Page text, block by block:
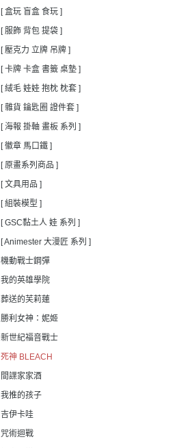
[ 盒玩 盲盒 食玩 ]
[ 服飾 背包 提袋 ]
[ 壓克力 立牌 吊牌 ]
[ 卡牌 卡盒 書籤 桌墊 ]
[ 絨毛 娃娃 抱枕 枕套 ]
[ 雜貨 鑰匙圈 證件套 ]
[ 海報 掛軸 畫板 系列 ]
[ 徽章 馬口鐵 ]
[ 原畫系列商品 ]
[ 文具用品 ]
[ 組裝模型 ]
[ GSC黏土人 娃 系列 ]
[ Animester 大漫匠 系列 ]
機動戰士鋼彈
我的英雄學院
葬送的芙莉蓮
勝利女神：妮姬
新世紀福音戰士
死神 BLEACH
間諜家家酒
我推的孩子
吉伊卡哇
咒術迴戰